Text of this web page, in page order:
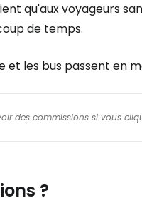
qu'aux voyageurs
de temps.
les bus passent en
des commissions si vous
?